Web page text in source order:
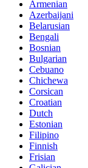
Armenian
Azerbaijani
Belarusian
Bengali
Bosnian
Bulgarian
Cebuano
Chichewa
Corsican
Croatian
Dutch
Estonian
Filipino
Finnish
Frisian